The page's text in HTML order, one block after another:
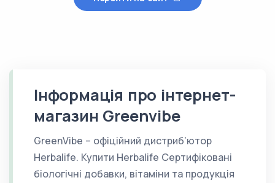
Інформація про інтернет-
магазин Greenvibe
GreenVibe – офіційний дистриб’ютор
Herbalife. Купити Herbalife Сертифіковані
біологічні добавки, вітаміни та продукція